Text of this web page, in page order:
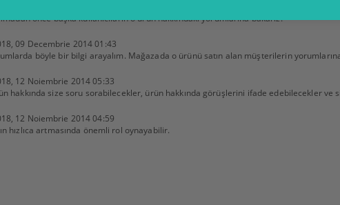
önce başka kullanıcıların o ürün hakkındaki yorumlarına bakarız.
,09 Decembrie 2014 01:43
böyle bir bilgi arayalım. Mağazada o ürünü satın alan müşterilerin
, 12 Noiembrie 2014 05:33
hakkında size soru sorabilecekler, ürün hakkında görüşlerini ifade edebilecekler
, 12 Noiembrie 2014 04:59
hızlıca artmasında önemli rol oynayabilir.